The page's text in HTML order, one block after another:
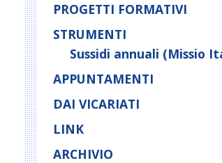
PROGETTI FORMATIVI
STRUMENTI
Sussidi annuali (Missio
APPUNTAMENTI
DAI VICARIATI
LINK
ARCHIVIO